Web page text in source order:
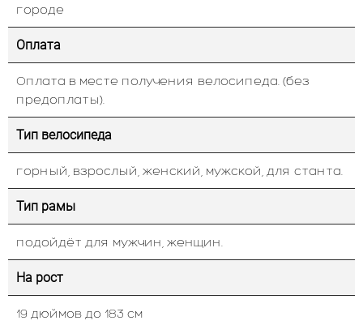
городе
Оплата
Оплата в месте получения велосипеда. (без
предоплаты).
Тип велосипеда
горный, взрослый, женский, мужской, для станта.
Тип рамы
подойдёт для мужчин, женщин.
На рост
19 дюймов до 183 см